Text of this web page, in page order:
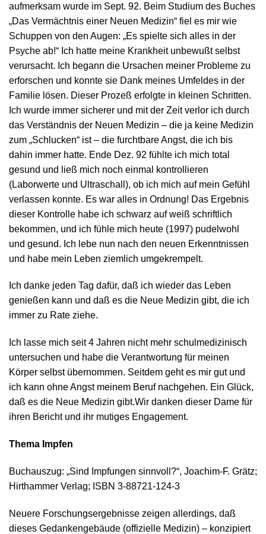
aufmerksam wurde im Sept. 92. Beim Studium des Buches
„Das Vermächtnis einer Neuen Medizin“ fiel es mir wie
Schuppen von den Augen: „Es spielte sich alles in der
Psyche ab!“ Ich hatte meine Krankheit unbewußt selbst
verursacht. Ich begann die Ursachen meiner Probleme zu
erforschen und konnte sie Dank meines Umfeldes in der
Familie lösen. Dieser Prozeß erfolgte in kleinen Schritten.
Ich wurde immer sicherer und mit der Zeit verlor ich durch
das Verständnis der Neuen Medizin – die ja keine Medizin
zum „Schlucken“ ist – die furchtbare Angst, die ich bis
dahin immer hatte. Ende Dez. 92 fühlte ich mich total
gesund und ließ mich noch einmal kontrollieren
(Laborwerte und Ultraschall), ob ich mich auf mein Gefühl
verlassen konnte. Es war alles in Ordnung! Das Ergebnis
dieser Kontrolle habe ich schwarz auf weiß schriftlich
bekommen, und ich fühle mich heute (1997) pudelwohl
und gesund. Ich lebe nun nach den neuen Erkenntnissen
und habe mein Leben ziemlich umgekrempelt.
Ich danke jeden Tag dafür, daß ich wieder das Leben
genießen kann und daß es die Neue Medizin gibt, die ich
immer zu Rate ziehe.
Ich lasse mich seit 4 Jahren nicht mehr schulmedizinisch
untersuchen und habe die Verantwortung für meinen
Körper selbst übernommen. Seitdem geht es mir gut und
ich kann ohne Angst meinem Beruf nachgehen. Ein Glück,
daß es die Neue Medizin gibt.Wir danken dieser Dame für
ihren Bericht und ihr mutiges Engagement.
Thema Impfen
Buchauszug: „Sind Impfungen sinnvoll?“, Joachim-F. Grätz;
Hirthammer Verlag; ISBN 3-88721-124-3
Neuere Forschungsergebnisse zeigen allerdings, daß
dieses Gedankengebäude (offizielle Medizin) – konzipiert